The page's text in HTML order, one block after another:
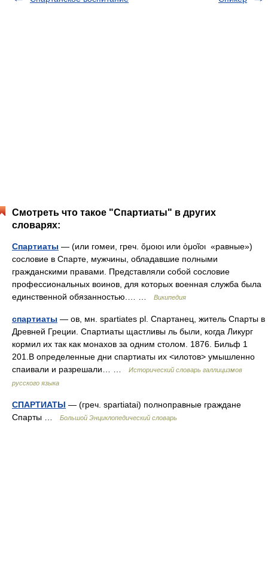
Смотреть что такое "Спартиаты" в других
словарях:
Спартиаты — (или гомеи, греч. ὅμοιοι или ὁμοῖοι «равные»)
сословие в Спарте, мужчины, обладавшие полными
гражданскими правами. Представляли собой сословие
профессиональных воинов, для которых военная служба была
единственной обязанностью.… …
Википедия
спартиаты — ов, мн. spartiates pl. Спартанец, житель Спарты в
Древней Греции. Спартиаты щастливы ль были, когда Ликург
кормил их так как монахов за одним столом. 1876. Бильф 1
201.В определенные дни спартиаты их <илотов> умышленно
спаивали и разрешали… …
Исторический словарь галлицизмов
русского языка
СПАРТИАТЫ — (греч. spartiatai) полноправные граждане
Спарты …
Большой Энциклопедический словарь